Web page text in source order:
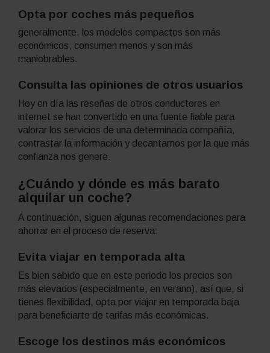
Opta por coches más pequeños
generalmente, los modelos compactos son más
económicos, consumen menos y son más
maniobrables.
Consulta las opiniones de otros usuarios
Hoy en día las reseñas de otros conductores en
internet se han convertido en una fuente fiable para
valorar los servicios de una determinada compañía,
contrastar la información y decantarnos por la que más
confianza nos genere.
¿Cuándo y dónde es más barato
alquilar un coche?
A continuación, siguen algunas recomendaciones para
ahorrar en el proceso de reserva:
Evita viajar en temporada alta
Es bien sabido que en este periodo los precios son
más elevados (especialmente, en verano), así que, si
tienes flexibilidad, opta por viajar en temporada baja
para beneficiarte de tarifas más económicas.
Escoge los destinos más económicos